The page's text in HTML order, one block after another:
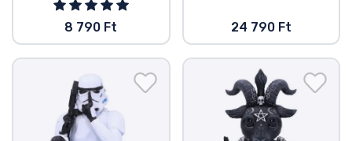
8 790 Ft 24 790 Ft